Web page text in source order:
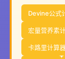
Devine公式
宏量营养素
卡路里计算